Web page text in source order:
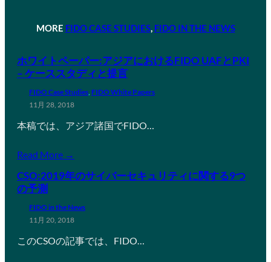
MORE FIDO CASE STUDIES, FIDO IN THE NEWS
ホワイトペーパー:アジアにおけるFIDO UAFとPKI
– ケーススタディと提言
FIDO Case Studies FIDO White Papers
11月 28, 2018
本稿では、アジア諸国でFIDO…
Read More →
CSO:2019年のサイバーセキュリティに関する9つ
の予測
FIDO in the News
11月 20, 2018
このCSOの記事では、FIDO…